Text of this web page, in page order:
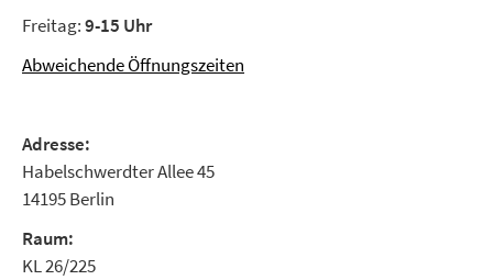
Freitag:9-15 Uhr
Abweichende Öffnungszeiten
Adresse:
Habelschwerdter Allee 45
14195 Berlin
Raum:
KL 26/225